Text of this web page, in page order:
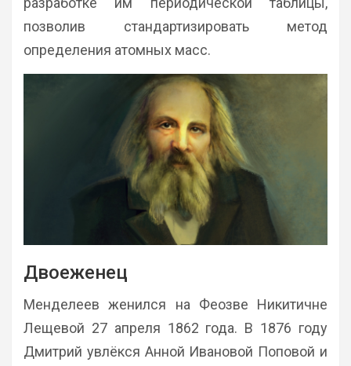
позволив стандартизировать метод
определения атомных масс.
Двоеженец
Менделеев женился на Феозве Никитичне
Лещевой 27 апреля 1862 года. В 1876 году
Дмитрий увлёкся Анной Ивановой Поповой и